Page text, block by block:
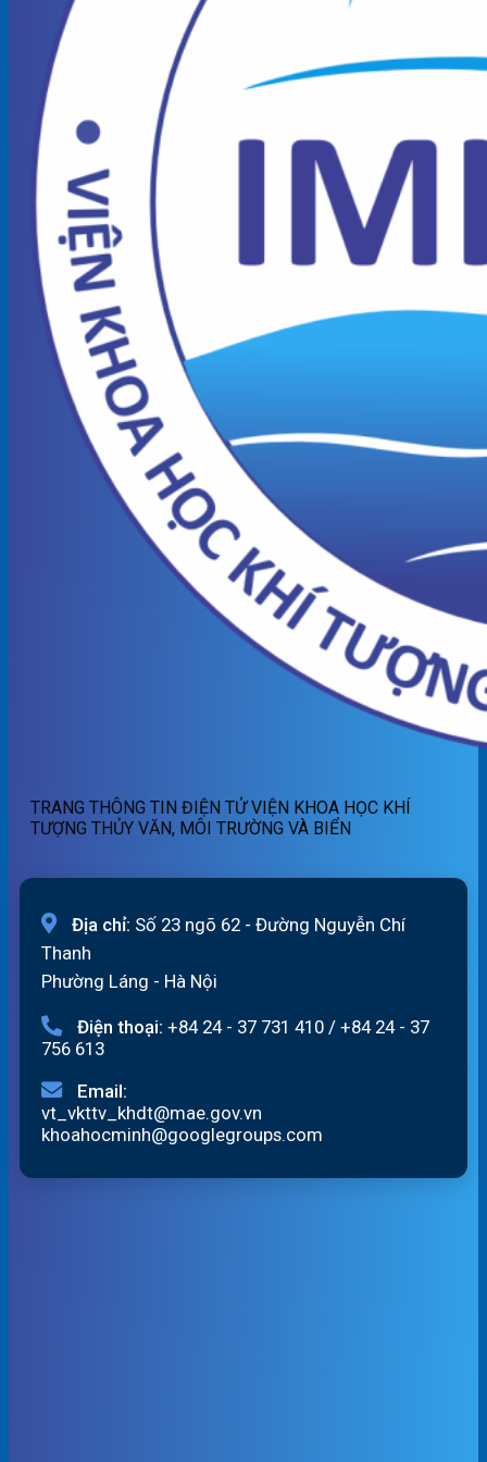
TRANG THÔNG TIN ĐIỆN TỬ VIỆN KHOA HỌC KHÍ
TƯỢNG THỦY VĂN, MÔI TRƯỜNG VÀ BIỂN
Địa chỉ: Số 23 ngõ 62 - Đường Nguyễn Chí
Thanh
Phường Láng - Hà Nội
Điện thoại: +84 24 - 37 731 410 / +84 24 - 37
756 613
Email:
vt_vkttv_khdt@mae.gov.vn
khoahocminh@googlegroups.com